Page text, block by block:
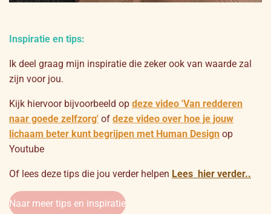
Inspiratie en tips:
Ik deel graag mijn inspiratie die zeker ook van waarde zal
zijn voor jou.
Kijk hiervoor bijvoorbeeld op deze video 'Van redderen
naar goede zelfzorg' of deze video over hoe je jouw
lichaam beter kunt begrijpen met Human Design op
Youtube
Of lees deze tips die jou verder helpen Lees hier verder..
Naar meer tips en inspiratie